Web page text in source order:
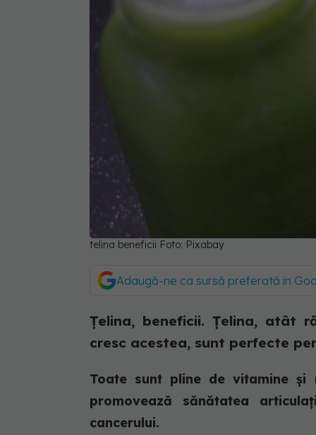
telina beneficii Foto: Pixabay
Adaugă-ne ca sursă preferată în
Țelina, beneficii. Țelina, atât
cresc acestea, sunt perfecte
Toate sunt pline de vitamine și
promovează sănătatea
cancerului.